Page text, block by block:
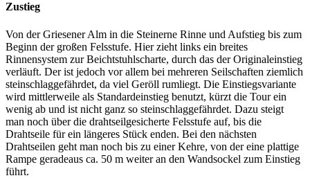
Zustieg
Von der Griesener Alm in die Steinerne Rinne und Aufstieg bis zum
Beginn der großen Felsstufe. Hier zieht links ein breites
Rinnensystem zur Beichtstuhlscharte, durch das der Originaleinstieg
verläuft. Der ist jedoch vor allem bei mehreren Seilschaften ziemlich
steinschlaggefährdet, da viel Geröll rumliegt. Die Einstiegsvariante
wird mittlerweile als Standardeinstieg benutzt, kürzt die Tour ein
wenig ab und ist nicht ganz so steinschlaggefährdet. Dazu steigt
man noch über die drahtseilgesicherte Felsstufe auf, bis die
Drahtseile für ein längeres Stück enden. Bei den nächsten
Drahtseilen geht man noch bis zu einer Kehre, von der eine plattige
Rampe geradeaus ca. 50 m weiter an den Wandsockel zum Einstieg
führt.